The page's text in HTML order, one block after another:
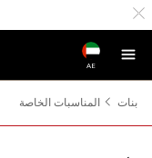
AE
بنات
المناسبات الخاصة